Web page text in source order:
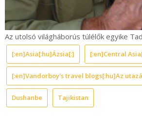
Az utolsó világháborús túlélők egyike
[:en]Asia[:hu]Ázsia[:] [:en]Central
[:en]Vandorboy's travel blogs[:hu]Az
Dushanbe Tajikistan